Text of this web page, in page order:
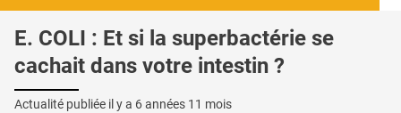
E. COLI : Et si la superbactérie se
cachait dans votre intestin ?
Actualité publiée il y a 6 années 11 mois